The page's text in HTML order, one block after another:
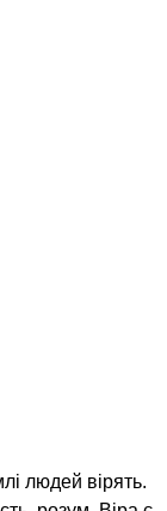
людей вірять.